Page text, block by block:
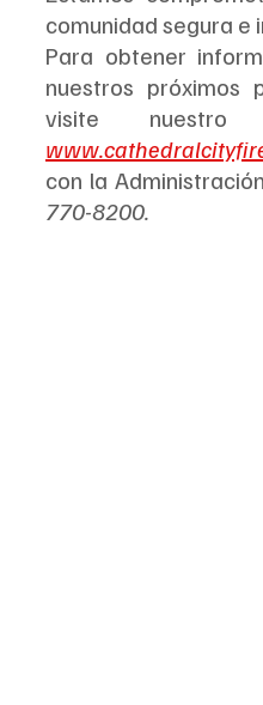
comunidad segura e
Para obtener
nuestros próximos
con la
770-8200.